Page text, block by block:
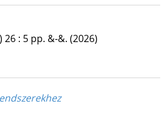
26: 5 pp. &-&. (2026)